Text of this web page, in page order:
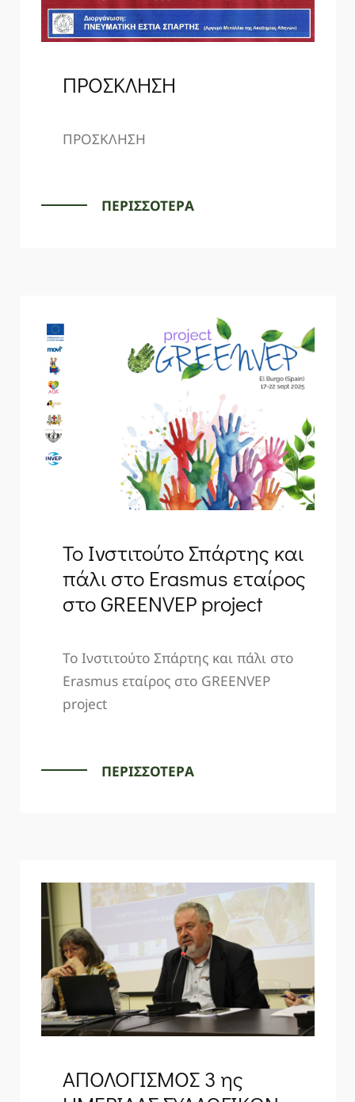
ΠΡΟΣΚΛΗΣΗ
ΠΡΟΣΚΛΗΣΗ
ΠΕΡΙΣΣΟΤΕΡΑ
Το Ινστιτούτο Σπάρτης και
πάλι στο Erasmus εταίρος
στο GREENVEP project
Το Ινστιτούτο Σπάρτης και πάλι στο
Erasmus εταίρος στο GREENVEP
project
ΠΕΡΙΣΣΟΤΕΡΑ
ΑΠΟΛΟΓΙΣΜΟΣ 3 ης